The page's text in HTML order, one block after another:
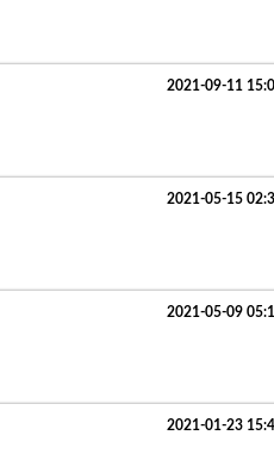
2021-09-11
2021-05-15
2021-05-09
2021-01-23